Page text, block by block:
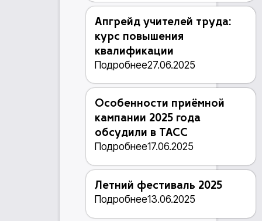
Апгрейд учителей труда:
курс повышения
квалификации
Подробнее27.06.2025
Особенности приёмной
кампании 2025 года
обсудили в ТАСС
Подробнее17.06.2025
Летний фестиваль 2025
Подробнее13.06.2025